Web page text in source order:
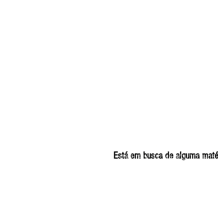
Está em busca de alguma
CNPJ/PIX: